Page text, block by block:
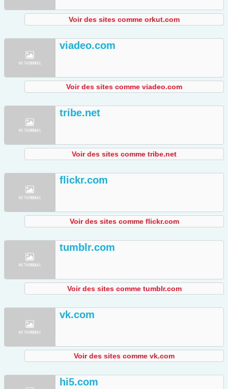
Voir des sites comme orkut.com
viadeo.com
Voir des sites comme viadeo.com
tribe.net
Voir des sites comme tribe.net
flickr.com
Voir des sites comme flickr.com
tumblr.com
Voir des sites comme tumblr.com
vk.com
Voir des sites comme vk.com
hi5.com